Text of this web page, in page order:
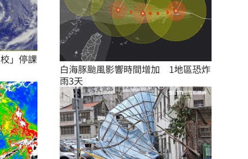
」停課
白海豚颱風影響時間增加　1地區恐炸
雨3天